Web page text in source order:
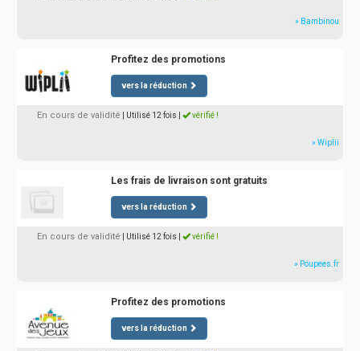
» Bambinou
Profitez des promotions
vers la réduction
En cours de validité | Utilisé 12 fois vérifié !
» Wiplii
Les frais de livraison sont gratuits
vers la réduction
En cours de validité | Utilisé 12 fois vérifié !
» Poupees.fr
Profitez des promotions
vers la réduction